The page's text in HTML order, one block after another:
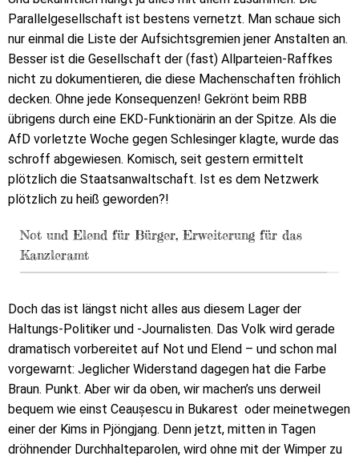
Parallelgesellschaft ist bestens vernetzt. Man schaue sich
nur einmal die Liste der Aufsichtsgremien jener Anstalten an.
Besser ist die Gesellschaft der (fast) Allparteien-Raffkes
nicht zu dokumentieren, die diese Machenschaften fröhlich
decken. Ohne jede Konsequenzen! Gekrönt beim RBB
übrigens durch eine EKD-Funktionärin an der Spitze. Als die
AfD vorletzte Woche gegen Schlesinger klagte, wurde das
schroff abgewiesen. Komisch, seit gestern ermittelt
plötzlich die Staatsanwaltschaft. Ist es dem Netzwerk
plötzlich zu heiß geworden?!
Not und Elend für Bürger, Erweiterung für das
Kanzleramt
Doch das ist längst nicht alles aus diesem Lager der
Haltungs-Politiker und -Journalisten. Das Volk wird gerade
dramatisch vorbereitet auf Not und Elend – und schon mal
vorgewarnt: Jeglicher Widerstand dagegen hat die Farbe
Braun. Punkt. Aber wir da oben, wir machen’s uns derweil
bequem wie einst Ceaușescu in Bukarest oder meinetwegen
einer der Kims in Pjöngjang. Denn jetzt, mitten in Tagen
dröhnender Durchhalteparolen, wird ohne mit der Wimper zu